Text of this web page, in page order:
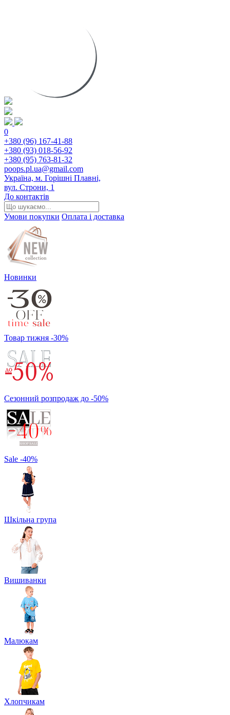
0
+380 (96) 167-41-88
+380 (93) 018-56-92
+380 (95) 763-81-32
poops.pl.ua@gmail.com
Україна, м. Горішні Плавні,
вул. Строни, 1
До контактів
Умови покупки Оплата і доставка
Новинки
Товар тижня -30%
Сезонний розпродаж до -50%
Sale -40%
Шкільна група
Вишиванки
Малюкам
Хлопчикам